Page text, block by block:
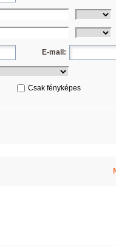
E-mail:
Csak fényképes